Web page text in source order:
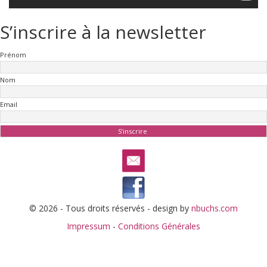
S’inscrire à la newsletter
Prénom
Nom
Email
© 2026 - Tous droits réservés - design by nbuchs.com
Impressum - Conditions Générales